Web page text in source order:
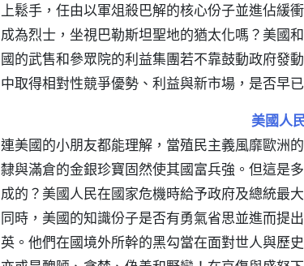
上鬆手，任由以軍俎殺巴解的核心份子並進佔緩
成為烈士，坐視巴勒斯坦聖地的猶太化嗎？美國
國的武售和參眾院的利益集團若不靠鼓動政府發
中取得相對性競爭優勢、利益與新市場，是否早
美國人
連美國的小朋友都能理解，當殖民主義風靡歐洲
隸與滿倉的金銀珍寶固然使其國富兵強。但這是
成的？美國人民在國家危機時給予政府及總統最
同時，美國的知識份子是否有勇氣省思並進而提
英。他們在國境外所幹的黑勾當在面對世人與歷